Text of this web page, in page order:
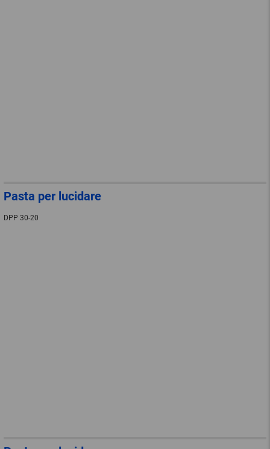
Pasta per lucidare
DPP 30-20